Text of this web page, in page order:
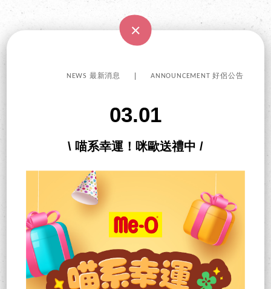
NEWS 最新消息 ANNOUNCEMENT 好侶公告
03.01
\ 喵系幸運！咪歐送禮中 /